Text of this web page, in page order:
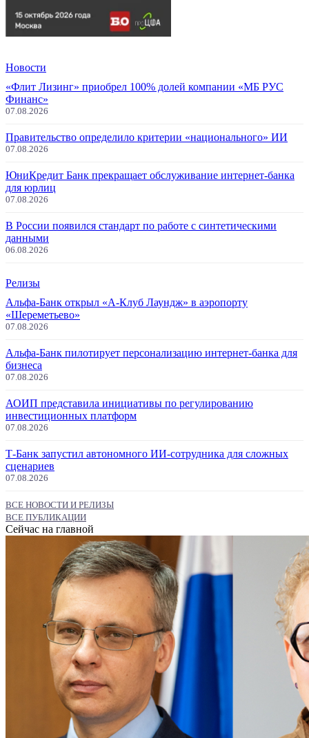
Новости
«Флит Лизинг» приобрел 100% долей компании «МБ РУС
Финанс»
07.08.2026
Правительство определило критерии «национального» ИИ
07.08.2026
ЮниКредит Банк прекращает обслуживание интернет-банка
для юрлиц
07.08.2026
В России появился стандарт по работе с синтетическими
данными
06.08.2026
Релизы
Альфа-Банк открыл «А-Клуб Лаундж» в аэропорту
«Шереметьево»
07.08.2026
Альфа-Банк пилотирует персонализацию интернет-банка для
бизнеса
07.08.2026
АОИП представила инициативы по регулированию
инвестиционных платформ
07.08.2026
Т-Банк запустил автономного ИИ-сотрудника для сложных
сценариев
07.08.2026
ВСЕ НОВОСТИ И РЕЛИЗЫ
ВСЕ ПУБЛИКАЦИИ
Сейчас на главной